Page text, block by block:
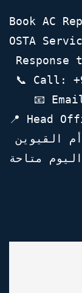
OSTA
📞 Call:
📧
📍 Head